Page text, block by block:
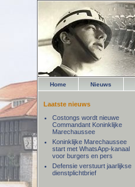
Home Nieuws
Laatste nieuws
Costongs wordt nieuwe
Commandant Koninklijke
Marechaussee
Koninklijke Marechaussee
start met WhatsApp-kanaal
voor burgers en pers
Defensie verstuurt jaarlijkse
dienstplichtbrief